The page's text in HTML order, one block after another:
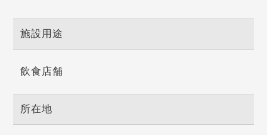
施設用途
飲食店舗
所在地